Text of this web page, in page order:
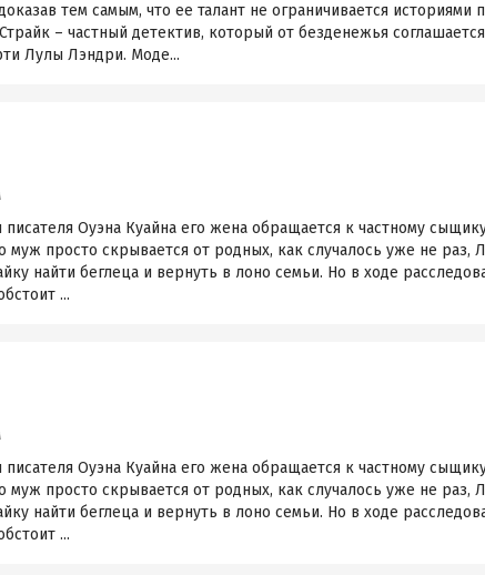
тем самым, что ее талант не ограничивается историями
– частный детектив, который от безденежья соглашается
Лулы Лэндри. Моде...
писателя Оуэна Куайна его жена обращается к частному
муж просто скрывается от родных, как случалось уже не раз,
найти беглеца и вернуть в лоно семьи. Но в ходе
...
писателя Оуэна Куайна его жена обращается к частному
муж просто скрывается от родных, как случалось уже не раз,
найти беглеца и вернуть в лоно семьи. Но в ходе
...